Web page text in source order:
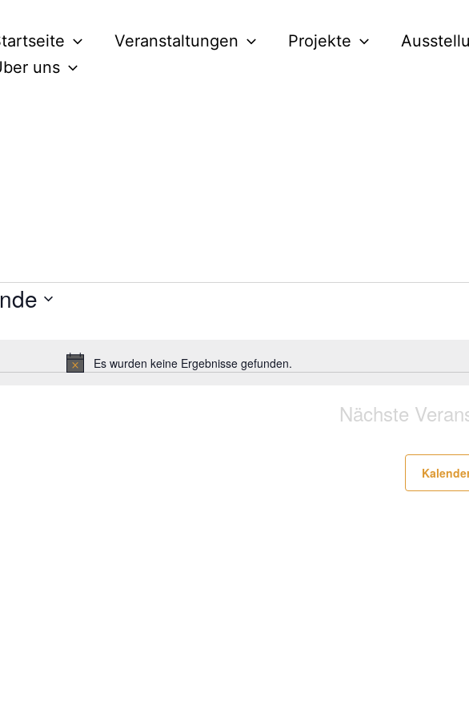
Veranstaltungen Projekte
uns
Hinweis
Es wurden keine Ergebnisse gefunden.
Nächste